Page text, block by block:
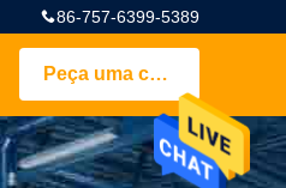
86-757-6399-5389
Peça uma cotação